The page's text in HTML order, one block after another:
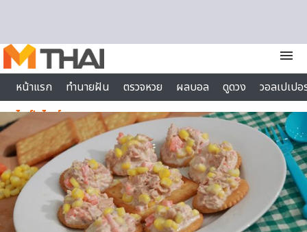
menu
หน้าแรก
ทำนายฝัน ตรวจหวย ผลบอล ดูดวง
วอลเปเป
ไลฟ์สไตล์